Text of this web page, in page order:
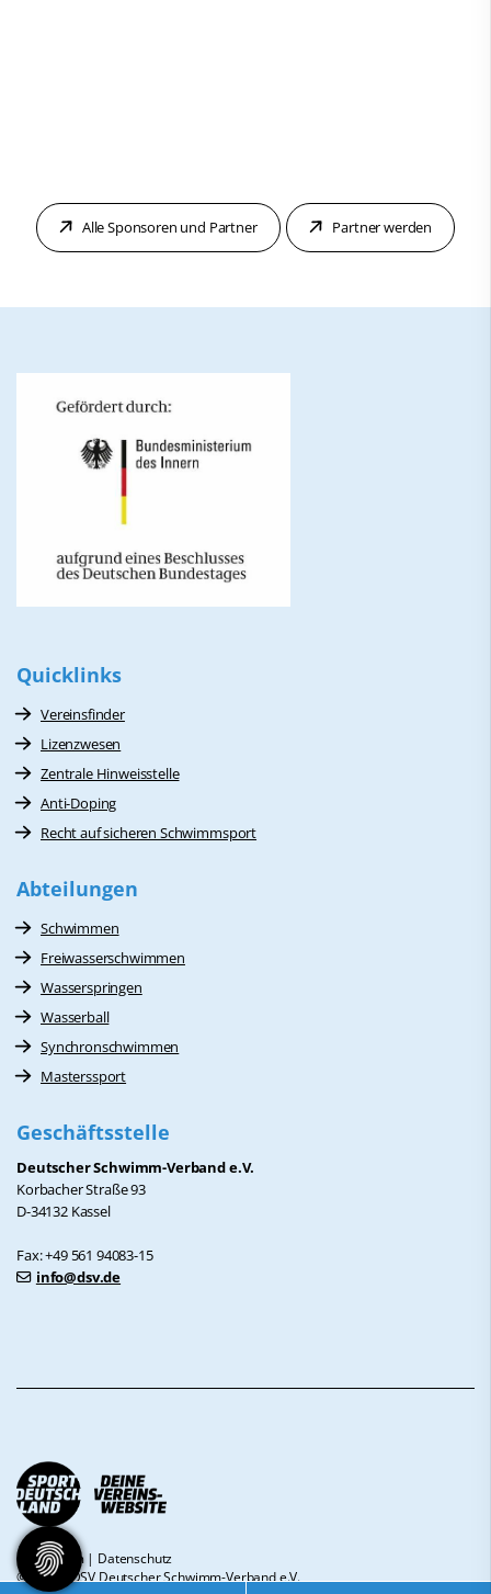
Alle Sponsoren und Partner Partner werden
Quicklinks
Vereinsfinder
Lizenzwesen
Zentrale Hinweisstelle
Anti-Doping
Recht auf sicheren Schwimmsport
Abteilungen
Schwimmen
Freiwasserschwimmen
Wasserspringen
Wasserball
Synchronschwimmen
Masterssport
Geschäftsstelle
Deutscher Schwimm-Verband e.V.
Korbacher Straße 93
D-34132 Kassel
Fax: +49 561 94083-15
info@dsv.de
Impressum| Datenschutz
© 2026 - DSV Deutscher Schwimm-Verband e.V.